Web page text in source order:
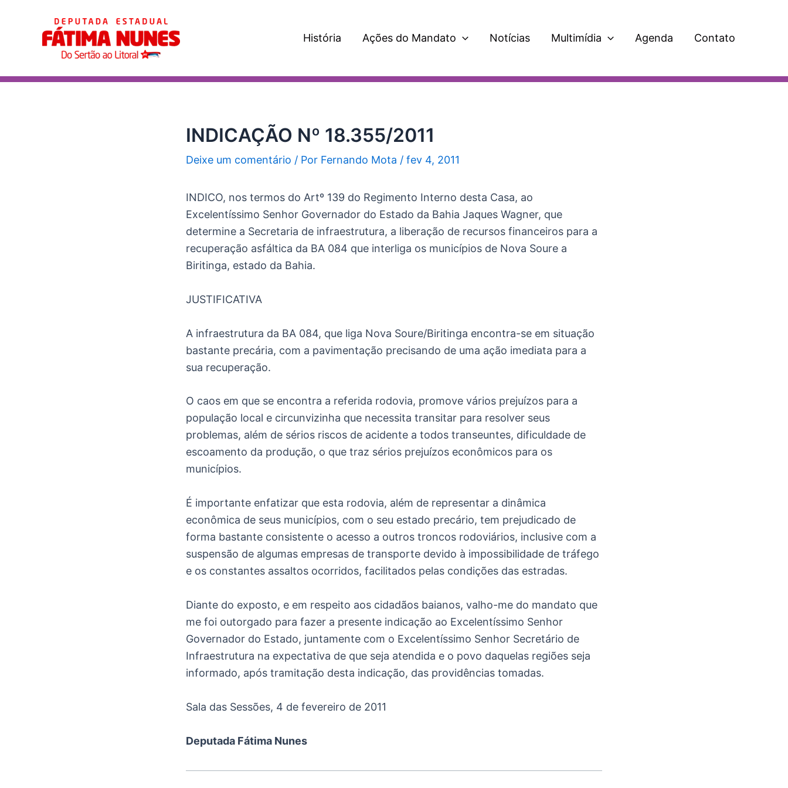
História Ações do Mandato Notícias Multimídia Agenda Contato
INDICAÇÃO Nº 18.355/2011
Deixe um comentário / Por Fernando Mota / fev 4, 2011
INDICO, nos termos do Artº 139 do Regimento Interno desta Casa, ao
Excelentíssimo Senhor Governador do Estado da Bahia Jaques Wagner, que
determine a Secretaria de infraestrutura, a liberação de recursos financeiros para a
recuperação asfáltica da BA 084 que interliga os municípios de Nova Soure a
Biritinga, estado da Bahia.
JUSTIFICATIVA
A infraestrutura da BA 084, que liga Nova Soure/Biritinga encontra-se em situação
bastante precária, com a pavimentação precisando de uma ação imediata para a
sua recuperação.
O caos em que se encontra a referida rodovia, promove vários prejuízos para a
população local e circunvizinha que necessita transitar para resolver seus
problemas, além de sérios riscos de acidente a todos transeuntes, dificuldade de
escoamento da produção, o que traz sérios prejuízos econômicos para os
municípios.
É importante enfatizar que esta rodovia, além de representar a dinâmica
econômica de seus municípios, com o seu estado precário, tem prejudicado de
forma bastante consistente o acesso a outros troncos rodoviários, inclusive com a
suspensão de algumas empresas de transporte devido à impossibilidade de tráfego
e os constantes assaltos ocorridos, facilitados pelas condições das estradas.
Diante do exposto, e em respeito aos cidadãos baianos, valho-me do mandato que
me foi outorgado para fazer a presente indicação ao Excelentíssimo Senhor
Governador do Estado, juntamente com o Excelentíssimo Senhor Secretário de
Infraestrutura na expectativa de que seja atendida e o povo daquelas regiões seja
informado, após tramitação desta indicação, das providências tomadas.
Sala das Sessões, 4 de fevereiro de 2011
Deputada Fátima Nunes